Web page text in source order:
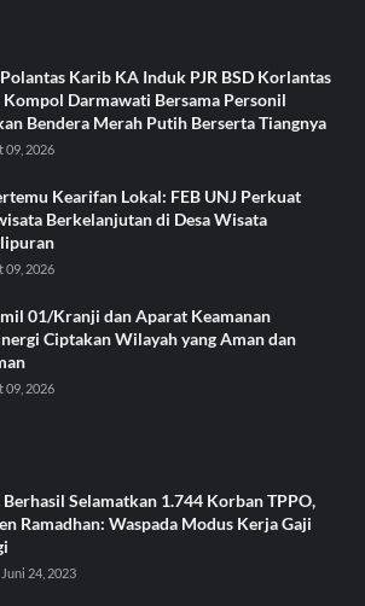
Karib KA Induk PJR BSD Korlantas
Darmawati Bersama Personil
Bendera Merah Putih Berserta Tiangnya
09, 2026
Kearifan Lokal: FEB UNJ Perkuat
Berkelanjutan di Desa Wisata
09, 2026
01/Kranji dan Aparat Keamanan
Ciptakan Wilayah yang Aman dan
09, 2026
Selamatkan 1.744 Korban TPPO,
Ramadhan: Waspada Modus Kerja Gaji
24, 2023